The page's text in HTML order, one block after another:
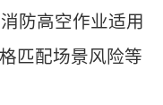
防高空作业适用
匹配场景风险等